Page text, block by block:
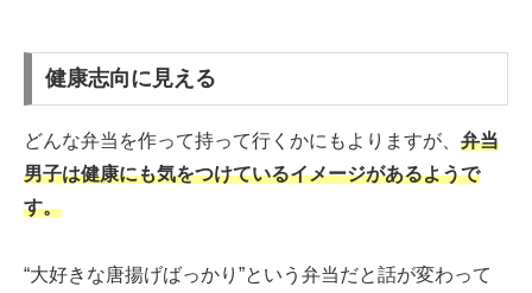
健康志向に見える
どんな弁当を作って持って行くかにもよりますが、 弁当
男子は健康にも気をつけているイメージがあるようで
す。
“大好きな唐揚げばっかり”という弁当だと話が変わって